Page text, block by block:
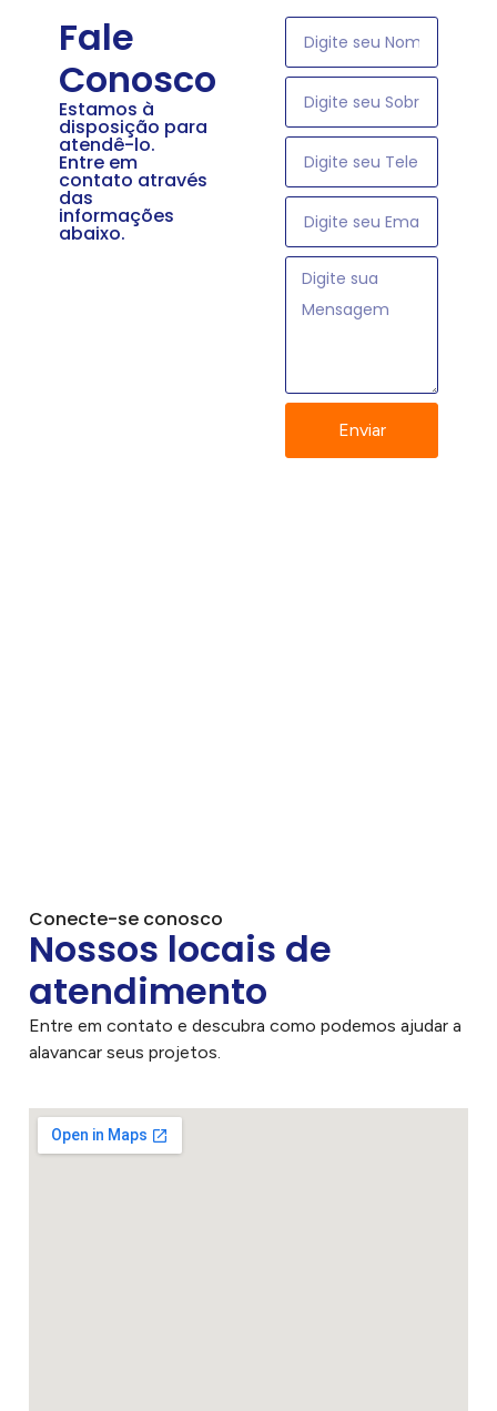
Enviar
Fale
Conosco
Estamos à
disposição para
atendê-lo.
Entre em
contato através
das
informações
abaixo.
Conecte-se conosco
Nossos locais de
atendimento
Entre em contato e descubra como podemos ajudar a
alavancar seus projetos.